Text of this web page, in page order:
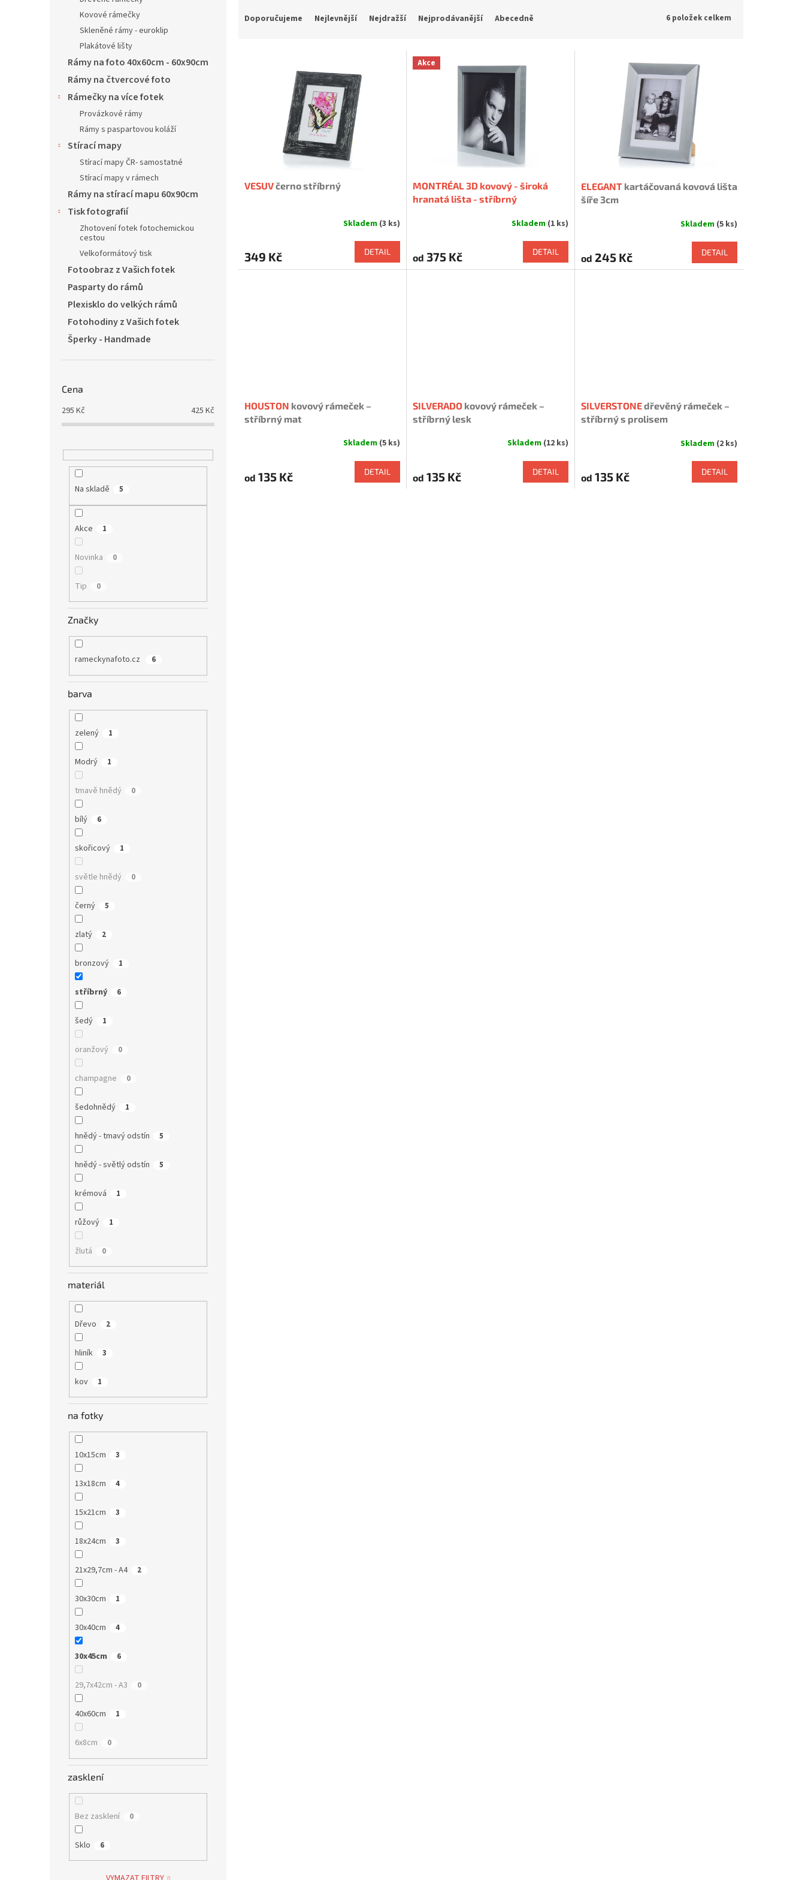
Kovové rámečky
Skleněné rámy - euroklip
Plakátové lišty
Rámy na foto 40x60cm - 60x90cm
Rámy na čtvercové foto
Rámečky na více fotek
Provázkové rámy
Rámy s paspartovou koláží
Stírací mapy
Stírací mapy ČR- samostatné
Stírací mapy v rámech
Rámy na stírací mapu 60x90cm
Tisk fotografií
Zhotovení fotek fotochemickou
cestou
Velkoformátový tisk
Fotoobraz z Vašich fotek
Pasparty do rámů
Plexisklo do velkých rámů
Fotohodiny z Vašich fotek
Šperky - Handmade
Cena
295 Kč 425 Kč
Na skladě 5
Akce 1
Novinka 0
Tip 0
Značky
rameckynafoto.cz 6
barva
zelený 1
Modrý 1
tmavě hnědý 0
bílý 6
skořicový 1
světle hnědý 0
černý 5
zlatý 2
bronzový 1
stříbrný 6
šedý 1
oranžový 0
champagne 0
šedohnědý 1
hnědý - tmavý odstín 5
hnědý - světlý odstín 5
krémová 1
růžový 1
žlutá 0
materiál
Dřevo 2
hliník 3
kov 1
na fotky
10x15cm 3
13x18cm 4
15x21cm 3
18x24cm 3
21x29,7cm - A4 2
30x30cm 1
30x40cm 4
30x45cm 6
29,7x42cm - A3 0
40x60cm 1
6x8cm 0
zasklení
Bez zasklení 0
Sklo 6
Doporučujeme Nejlevnější Nejdražší Nejprodávanější Abecedně 6 položek celkem
VESUVčerno stříbrný
je
5,0
Skladem (3 ks)
349 Kč DETAIL
Akce
MONTRÉAL 3D kovový - široká
hranatá lišta - stříbrný
Skladem (1 ks)
od 375 Kč DETAIL
ELEGANT kartáčovaná kovová lišta
šíře 3cm
je
5,0
Skladem (5 ks)
od 245 Kč DETAIL
HOUSTON kovový rámeček –
stříbrný mat
je
Skladem (5 ks)
od 135 Kč DETAIL
SILVERADO kovový rámeček –
stříbrný lesk
je
Skladem (12 ks)
od 135 Kč DETAIL
SILVERSTONEdřevěný rámeček –
stříbrný s prolisem
Skladem (2 ks)
od 135 Kč DETAIL